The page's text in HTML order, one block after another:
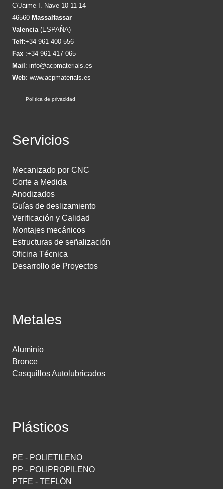
C/Jaime I. Nave 10-11-14
46560 Massalfassar
Valencia (ESPAÑA)
Telf:+34 961 400 556
Fax :+34 961 417 065
Mail: info@acpmaterials.es
Web: www.acpmaterials.es
Política de privacidad
Servicios
Mecanizado por CNC
Corte a Medida
Anodizados
Guías de deslizamiento
Verificación y Calidad
Montajes mecánicos
Estructuras de señalización
Oficina Técnica
Desarrollo de Proyectos
Metales
Aluminio
Bronce
Casquillos Autolubricados
Plásticos
PE - POLIETILENO
PP - POLIPROPILENO
PTFE - TEFLÓN